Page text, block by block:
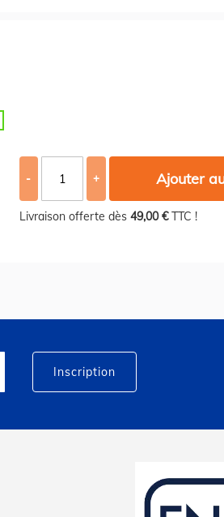
- + Ajouter
Livraison offerte dès 49,00 €TTC !
Inscription